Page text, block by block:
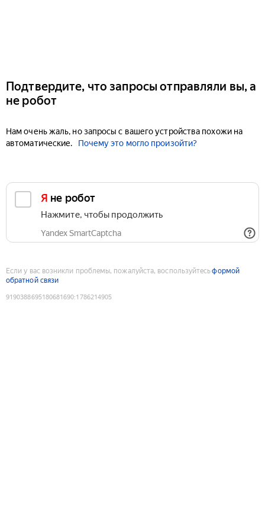
Подтвердите, что запросы отправляли вы, а
не робот
Нам очень жаль, но запросы с вашего устройства похожи на
автоматические.
Почему это могло произойти?
Я не робот
Нажмите, чтобы продолжить
Yandex SmartCaptcha
Если у вас возникли проблемы, пожалуйста, воспользуйтесьформой
обратной связи
9190388695180681690:1786214905